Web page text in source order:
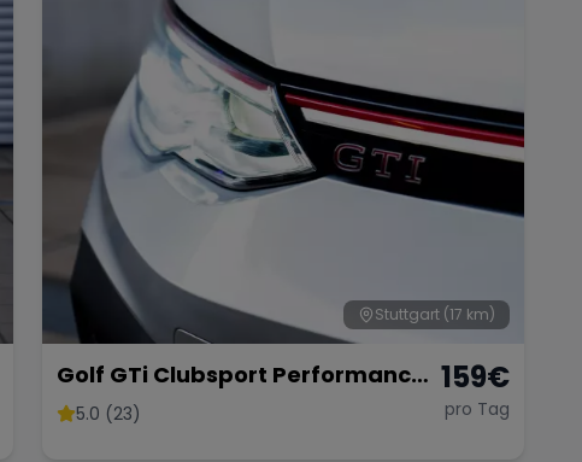
Stuttgart (17 km)
Golf GTi Clubsport Performance
Paket
5.0 (23)
159€
pro Tag